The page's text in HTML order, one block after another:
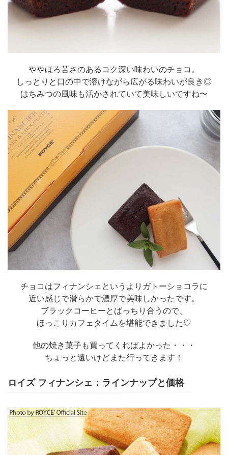
ややほろ苦さのあるコク深い味わいのチョコ。
しっとりと口の中で溶けながら広がる味わいが良き◎
はちみつの風味も活かされていて美味しいですね〜
チョコはフィナンシェというよりガトーショコラに
近い感じで滑らかで濃厚で美味しかったです。
ブラックコーヒーとばっちり合うので、
ほっこりカフェタイムを堪能できました♡
他の焼き菓子も買ってくればよかった・・・
ちょっと遠いけどまた行ってきます！
ロイズ フィナンシェ：ラインナップと価格